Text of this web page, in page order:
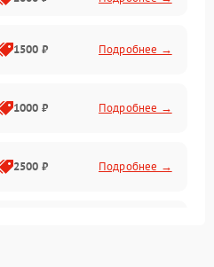
1500 ₽ Подробнее →
1000 ₽ Подробнее →
2500 ₽ Подробнее →